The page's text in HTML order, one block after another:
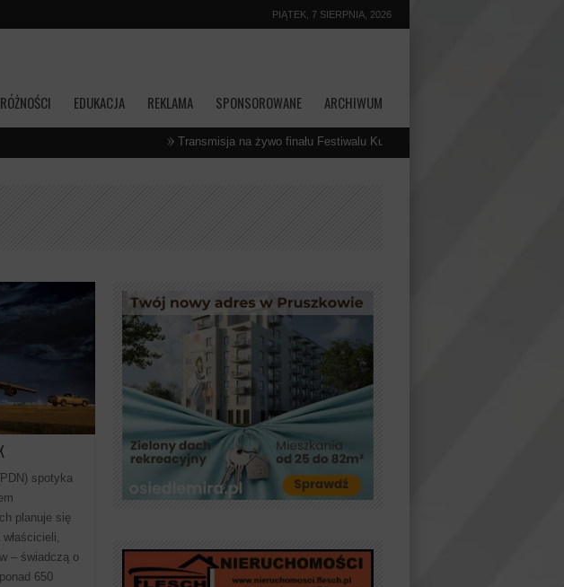
PIĄTEK, 7 SIERPNIA, 2026
RÓŻNOŚCI EDUKACJA REKLAMA SPONSOROWANE ARCHIWUM
Transmisja na żywo finału Festiwalu Kultur Świata 2026 w kinie Centrum Kultury
spotyka
planuje się
– świadczą o
650